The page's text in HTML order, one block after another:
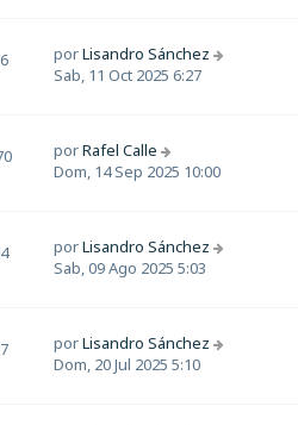
porLisandro Sánchez
Sab, 11 Oct 2025 6:27
porRafel Calle
Dom, 14 Sep 2025 10:00
porLisandro Sánchez
Sab, 09 Ago 2025 5:03
porLisandro Sánchez
Dom, 20 Jul 2025 5:10